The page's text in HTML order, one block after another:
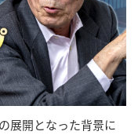
展開となった背景に